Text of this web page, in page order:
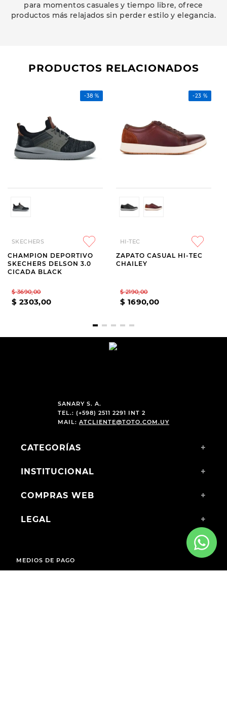
para momentos casuales y tiempo libre, ofrece
productos más relajados sin perder estilo y elegancia.
PRODUCTOS RELACIONADOS
-38 %
SKECHERS
CHAMPION DEPORTIVO
SKECHERS DELSON 3.0
CICADA BLACK
$ 3690,00
$ 2303,00
-23 %
HI-TEC
ZAPATO CASUAL HI-TEC
CHAILEY
$ 2190,00
$ 1690,00
SANARY S. A.
TEL.: (+598) 2511 2291 INT 2
MAIL: ATCLIENTE@TOTO.COM.UY
CATEGORÍAS +
INSTITUCIONAL +
COMPRAS WEB +
LEGAL +
MEDIOS DE PAGO